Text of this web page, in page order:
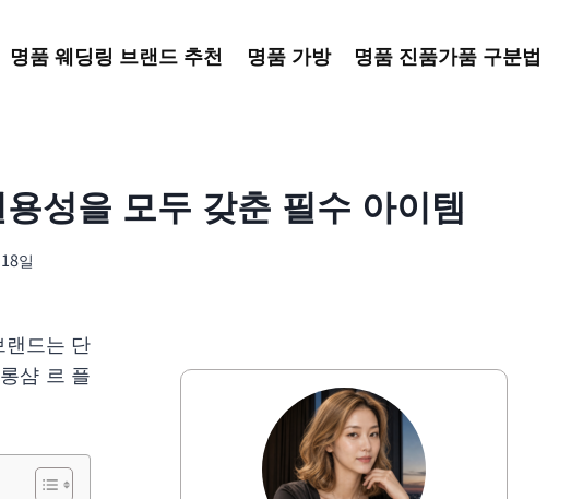
명품 웨딩링 브랜드 추천 명품 가방 명품 진품가품 구분법
성을 모두 갖춘 필수 아이템
일
드는 단
샴 르 플